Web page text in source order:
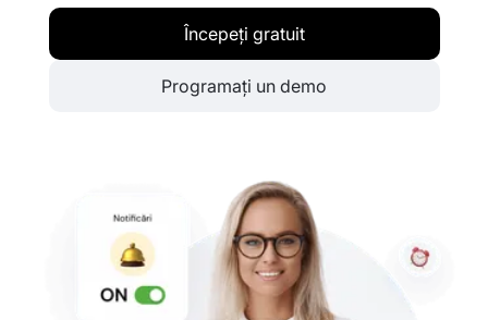
Începeți gratuit
Programați un demo